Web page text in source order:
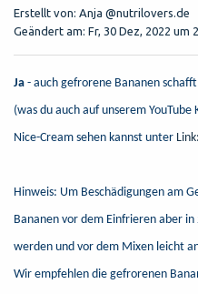
Erstellt von: Anja @nutrilovers.de
Geändert am: Fr, 30 Dez, 2022 um
Ja - auch gefrorene Bananen
(was du auch auf unserem
Nice-Cream sehen kannst unter Link:
Hinweis: Um Beschädigungen am
Bananen vor dem Einfrieren aber
werden und vor dem Mixen leicht
Wir empfehlen die gefrorenen